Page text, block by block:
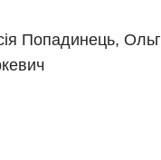
Попадинець,